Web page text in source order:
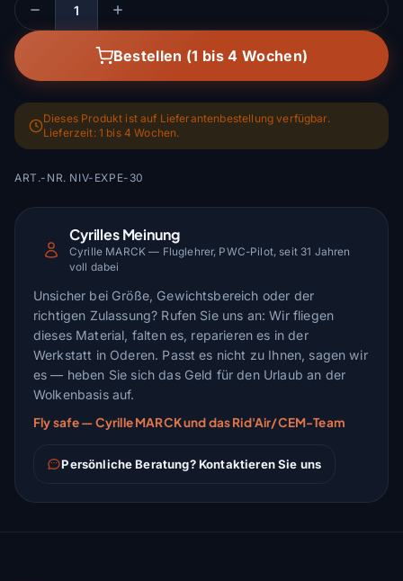
Menge
Bestellen (1 bis 4 Wochen)
Dieses Produkt ist auf Lieferantenbestellung verfügbar.
Lieferzeit: 1 bis 4 Wochen.
ART.-NR. NIV-EXPE-30
Cyrilles Meinung
Cyrille MARCK — Fluglehrer, PWC-Pilot, seit 31 Jahren
voll dabei
Unsicher bei Größe, Gewichtsbereich oder der
richtigen Zulassung? Rufen Sie uns an: Wir fliegen
dieses Material, falten es, reparieren es in der
Werkstatt in Oderen. Passt es nicht zu Ihnen, sagen wir
es — heben Sie sich das Geld für den Urlaub an der
Wolkenbasis auf.
Fly safe — Cyrille MARCK und das Rid'Air/CEM-Team
Persönliche Beratung? Kontaktieren Sie uns